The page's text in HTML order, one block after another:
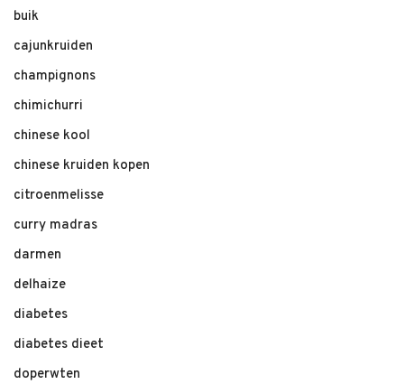
buik
cajunkruiden
champignons
chimichurri
chinese kool
chinese kruiden kopen
citroenmelisse
curry madras
darmen
delhaize
diabetes
diabetes dieet
doperwten